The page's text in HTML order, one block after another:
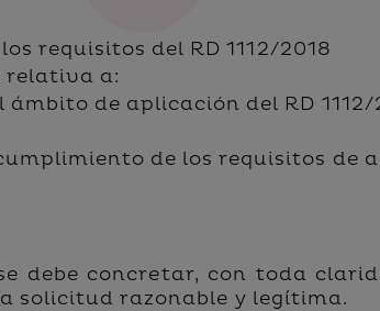
requisitos del RD 1112/2018
relativa a:
de aplicación del RD
de los requisitos de
debe concretar, con toda
solicitud razonable y legítima.